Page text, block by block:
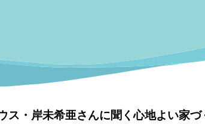
・岸未希亜さんに聞く心地よい家づ